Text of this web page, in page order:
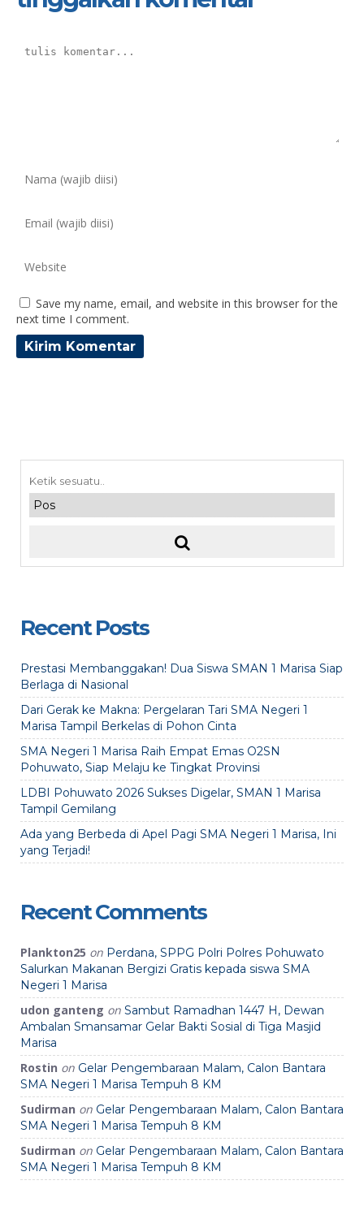
Save my name, email, and website in this browser for the
next time I comment.
Recent Posts
Prestasi Membanggakan! Dua Siswa SMAN 1 Marisa Siap
Berlaga di Nasional
Dari Gerak ke Makna: Pergelaran Tari SMA Negeri 1
Marisa Tampil Berkelas di Pohon Cinta
SMA Negeri 1 Marisa Raih Empat Emas O2SN
Pohuwato, Siap Melaju ke Tingkat Provinsi
LDBI Pohuwato 2026 Sukses Digelar, SMAN 1 Marisa
Tampil Gemilang
Ada yang Berbeda di Apel Pagi SMA Negeri 1 Marisa, Ini
yang Terjadi!
Recent Comments
Plankton25 on Perdana, SPPG Polri Polres Pohuwato
Salurkan Makanan Bergizi Gratis kepada siswa SMA
Negeri 1 Marisa
udon ganteng on Sambut Ramadhan 1447 H, Dewan
Ambalan Smansamar Gelar Bakti Sosial di Tiga Masjid
Marisa
Rostin on Gelar Pengembaraan Malam, Calon Bantara
SMA Negeri 1 Marisa Tempuh 8 KM
Sudirman on Gelar Pengembaraan Malam, Calon Bantara
SMA Negeri 1 Marisa Tempuh 8 KM
Sudirman on Gelar Pengembaraan Malam, Calon Bantara
SMA Negeri 1 Marisa Tempuh 8 KM